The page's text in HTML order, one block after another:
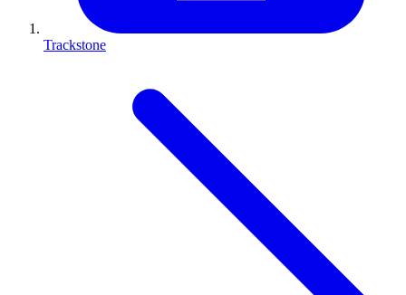
Trackstone